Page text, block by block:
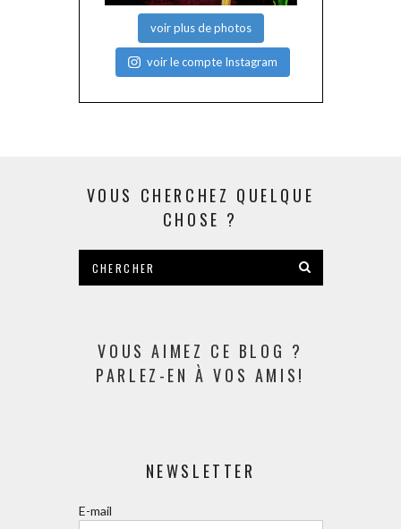
voir plus de photos
voir le compte Instagram
VOUS CHERCHEZ QUELQUE
CHOSE ?
VOUS AIMEZ CE BLOG ?
PARLEZ-EN À VOS AMIS!
NEWSLETTER
E-mail